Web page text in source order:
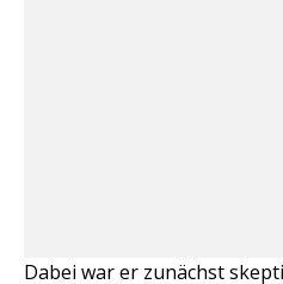
Dabei war er zunächst